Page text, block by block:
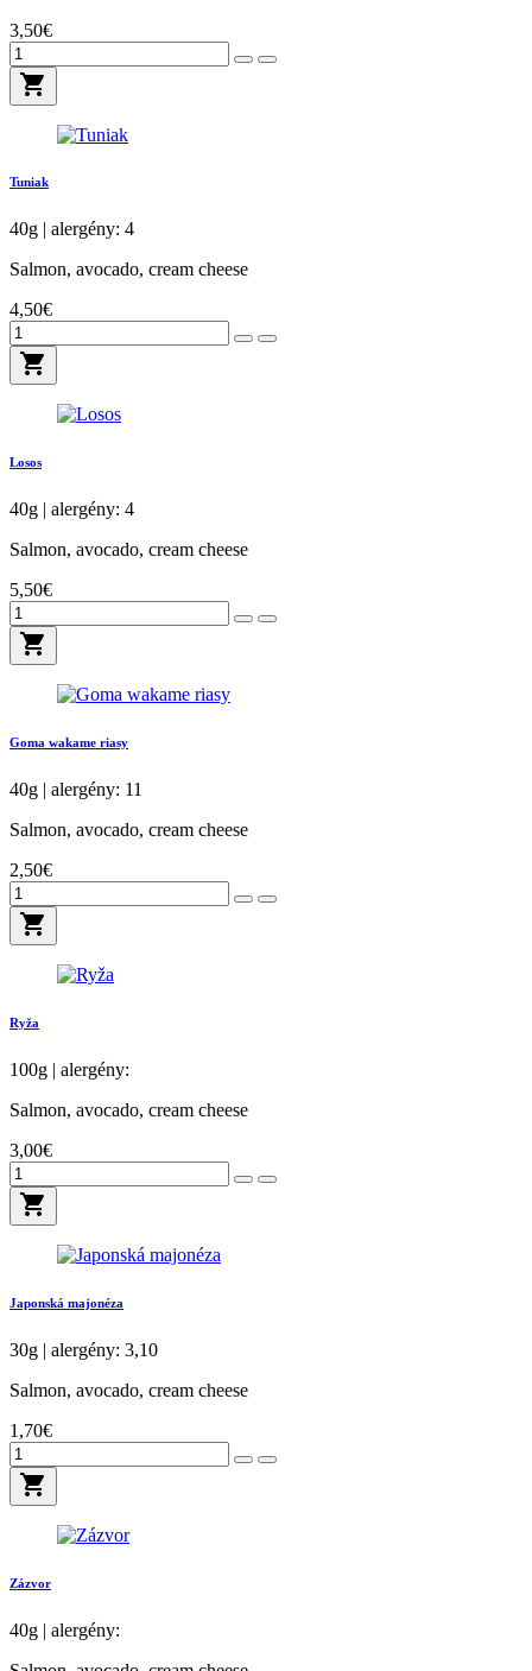
3,50€
shopping_cart
Tuniak
40g | alergény: 4
Salmon, avocado, cream cheese
4,50€
shopping_cart
Losos
40g | alergény: 4
Salmon, avocado, cream cheese
5,50€
shopping_cart
Goma wakame riasy
40g | alergény: 11
Salmon, avocado, cream cheese
2,50€
shopping_cart
Ryža
100g | alergény:
Salmon, avocado, cream cheese
3,00€
shopping_cart
Japonská majonéza
30g | alergény: 3,10
Salmon, avocado, cream cheese
1,70€
shopping_cart
Zázvor
40g | alergény: